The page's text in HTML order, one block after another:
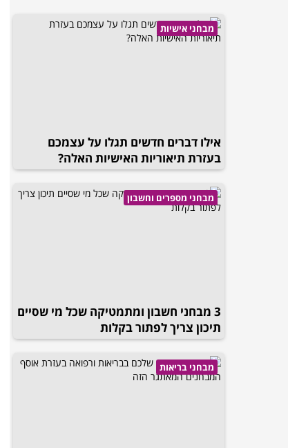
מבחני אישיות
אילו דברים חדשים תגלו על עצמכם
בעזרת תיאוריות האישיות האלה?
מבחני מספרים וחשבון
3 מבחני חשבון ומתמטיקה שכל מי שסיים
תיכון צריך לפתור בקלות
מבחני בריאות